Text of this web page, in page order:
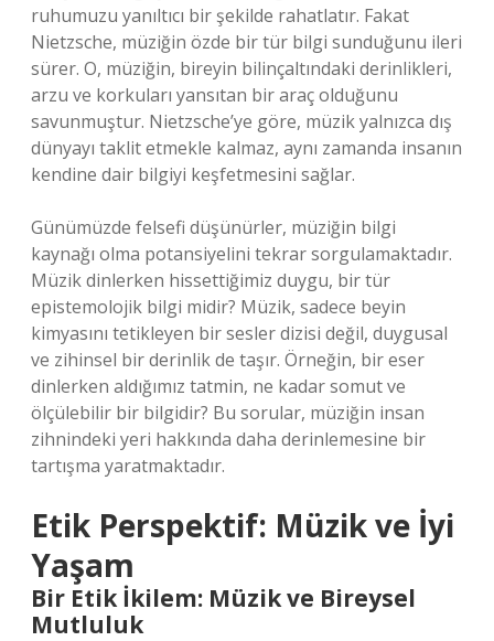
ruhumuzu yanıltıcı bir şekilde rahatlatır. Fakat
Nietzsche, müziğin özde bir tür bilgi sunduğunu ileri
sürer. O, müziğin, bireyin bilinçaltındaki derinlikleri,
arzu ve korkuları yansıtan bir araç olduğunu
savunmuştur. Nietzsche’ye göre, müzik yalnızca dış
dünyayı taklit etmekle kalmaz, aynı zamanda insanın
kendine dair bilgiyi keşfetmesini sağlar.
Günümüzde felsefi düşünürler, müziğin bilgi
kaynağı olma potansiyelini tekrar sorgulamaktadır.
Müzik dinlerken hissettiğimiz duygu, bir tür
epistemolojik bilgi midir? Müzik, sadece beyin
kimyasını tetikleyen bir sesler dizisi değil, duygusal
ve zihinsel bir derinlik de taşır. Örneğin, bir eser
dinlerken aldığımız tatmin, ne kadar somut ve
ölçülebilir bir bilgidir? Bu sorular, müziğin insan
zihnindeki yeri hakkında daha derinlemesine bir
tartışma yaratmaktadır.
Etik Perspektif: Müzik ve İyi
Yaşam
Bir Etik İkilem: Müzik ve Bireysel
Mutluluk